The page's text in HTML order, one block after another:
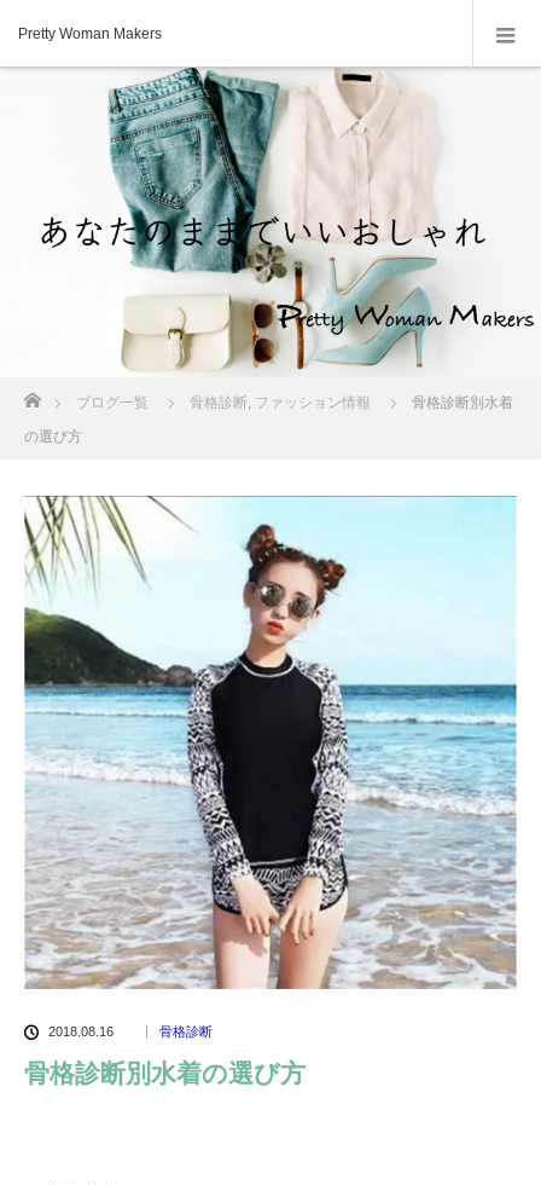
Pretty Woman Makers
ブログ一覧 骨格診断, ファッション情報
骨格診断別水着
の選び方
2018.08.16 骨格診断
骨格診断別水着の選び方